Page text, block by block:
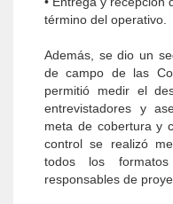
término del operativo.
Además, se dio un
de campo de las
permitió medir el
entrevistadores y
meta de cobertura y
control se realizó
todos los
responsables de